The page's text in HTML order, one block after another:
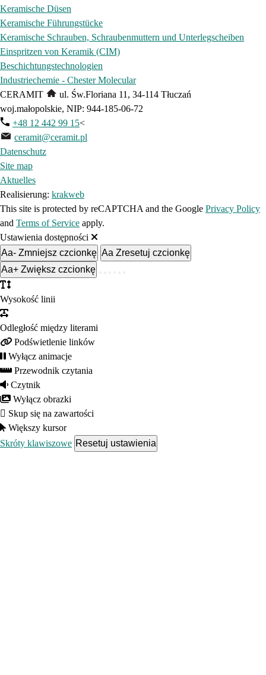
Keramische Düsen
Keramische Führungstücke
Keramische Schrauben, Schraubenmuttern und Unterlegscheiben
Einspritzen von Keramik (CIM)
Beschichtungstechnologien
Industriechemie - Chester Molecular
CERAMIT
ul. Św.Floriana 11, 34‑114 Tłuczań
woj.małopolskie, NIP: 944-185-06-72
+48 12 442 99 15<
ceramit@ceramit.pl
Datenschutz
Site map
Aktuelles
Realisierung: krakweb
This site is protected by reCAPTCHA and the Google Privacy Policy
and Terms of Service apply.
Ustawienia dostępności
Aa- Zmniejsz czcionkę Aa Zresetuj czcionkę
Aa+ Zwiększ czcionkę
Wysokość linii
Odległość między literami
Podświetlenie linków
Wyłącz animacje
Przewodnik czytania
Czytnik
Wyłącz obrazki
Skup się na zawartości
Większy kursor
Skróty klawiszowe Resetuj ustawienia